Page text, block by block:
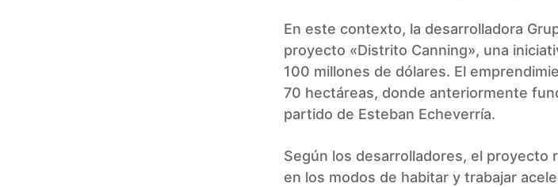
En este contexto, la desarrolladora
proyecto «Distrito Canning», una
100 millones de dólares. El
70 hectáreas, donde anteriormente
partido de Esteban Echeverría.
Según los desarrolladores, el proyecto
en los modos de habitar y trabajar